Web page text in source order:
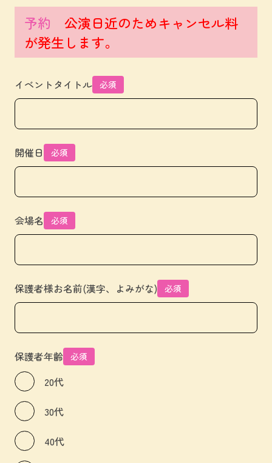
予約 公演日近のためキャンセル料
が発生します。
イベントタイトル 必須
開催日 必須
会場名 必須
保護者様お名前(漢字、よみがな) 必須
保護者年齢 必須
20代
30代
40代